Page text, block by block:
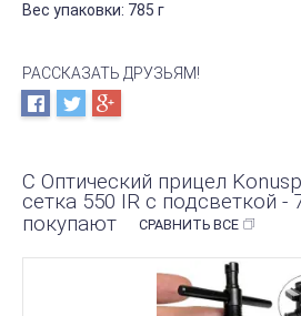
Вес упаковки: 785 г
РАССКАЗАТЬ ДРУЗЬЯМ!
С Оптический прицел
сетка 550 IR с подсветкой -
покупают
СРАВНИТЬ ВСЕ